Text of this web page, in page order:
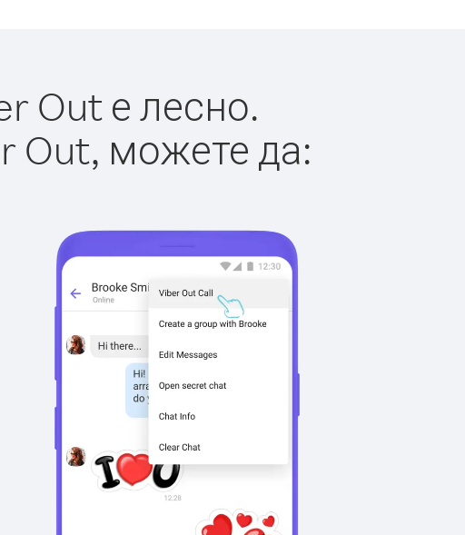
Out е лесно.
Out, можете да: